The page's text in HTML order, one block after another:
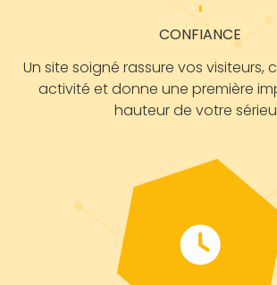
CONFIANCE
Un site soigné rassure vos visiteurs,
activité et donne une première
hauteur de votre